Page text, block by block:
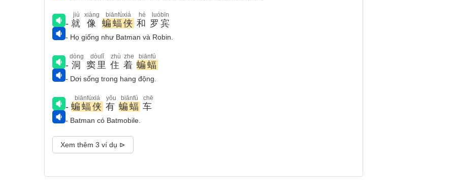
- 就
jiù
像
xiàng
蝙蝠侠
biānfúxiá
和
hé
罗宾
luóbīn
- Họ giống như Batman và Robin.
- 洞
dòng
窦里
dòulǐ
住
zhù
着
zhe
蝙蝠
biānfú
- Dơi sống trong hang động.
- 蝙蝠侠
biānfúxiá
有
yǒu
蝙蝠
biānfú
车
chē
- Batman có Batmobile.
Xem thêm 3 ví dụ ⊳